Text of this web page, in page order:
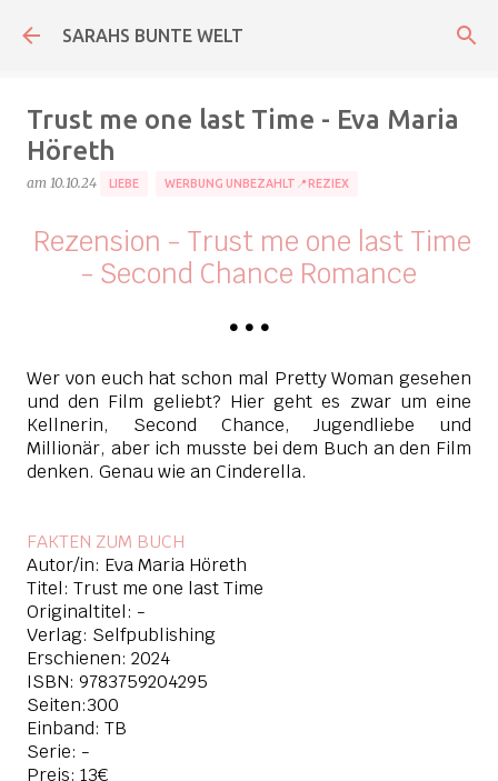
Direkt zum Hauptbereich
SARAHS BUNTE WELT
Trust me one last Time - Eva Maria
Höreth
am 10.10.24 LIEBE WERBUNG UNBEZAHLT📍REZIEX
Rezension - Trust me one last Time
- Second Chance Romance
• • •
Wer von euch hat schon mal Pretty Woman gesehen
und den Film geliebt? Hier geht es zwar um eine
Kellnerin, Second Chance, Jugendliebe und
Millionär, aber ich musste bei dem Buch an den Film
denken. Genau wie an Cinderella.
FAKTEN ZUM BUCH
Autor/in: Eva Maria Höreth
Titel: Trust me one last Time
Originaltitel: -
Verlag: Selfpublishing
Erschienen: 2024
ISBN: 9783759204295
Seiten:300
Einband: TB
Serie: -
Preis: 13€